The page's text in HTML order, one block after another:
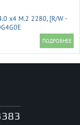
x4 M.2 2280, [R/W -